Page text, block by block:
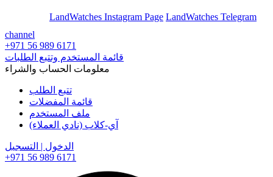
LandWatches Instagram Page LandWatches Telegram
channel
+971 56 989 6171
قائمة المستخدم وتتبع الطلبات
معلومات الحساب والشراء
تتبع الطلب
قائمة المفضلات
ملف المستخدم
آي-كلاب (نادي العملاء)
الدخول | التسجيل
+971 56 989 6171